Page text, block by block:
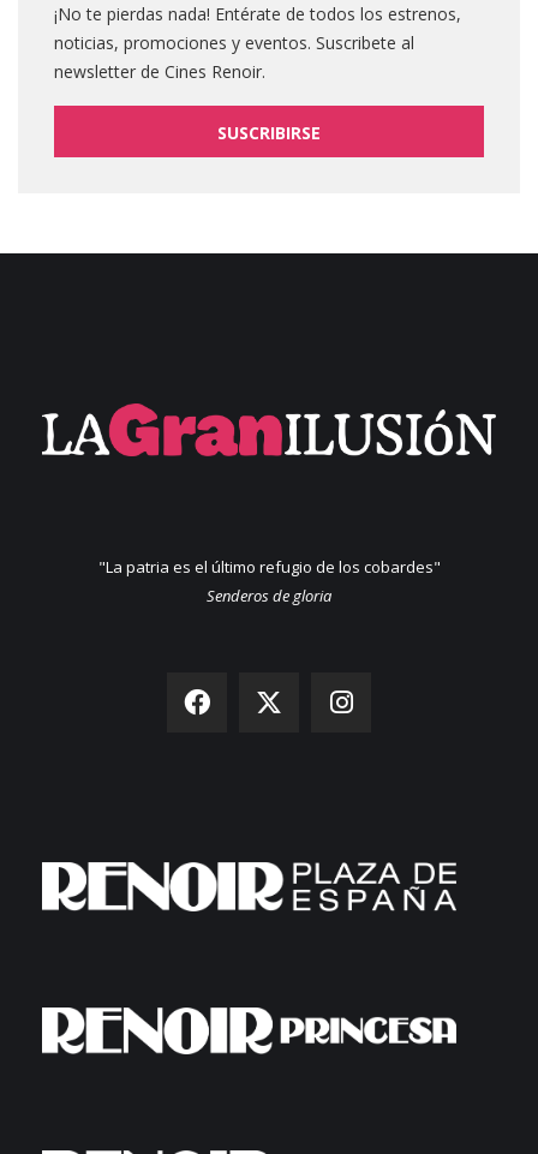
¡No te pierdas nada! Entérate de todos los estrenos,
noticias, promociones y eventos. Suscribete al
newsletter de Cines Renoir.
SUSCRIBIRSE
"La patria es el último refugio de los cobardes"
Senderos de gloria